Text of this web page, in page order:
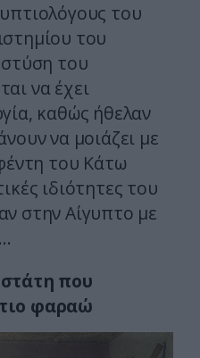
του
του
του
να έχει
καθώς ήθελαν
να μοιάζει με
του Κάτω
ιδιότητες του
στην Αίγυπτο με
που
φαραώ